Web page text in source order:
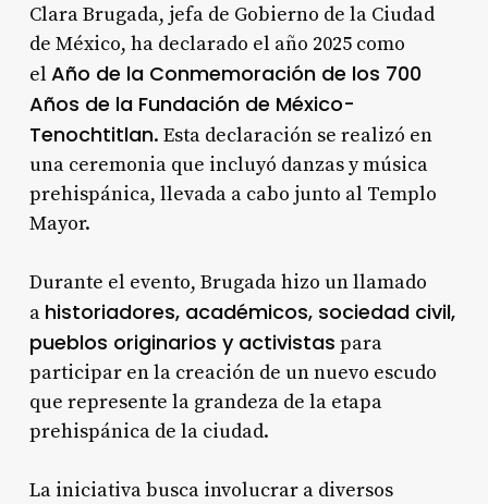
Clara Brugada, jefa de Gobierno de la Ciudad
de México, ha declarado el año 2025 como
elAño de la Conmemoración de los 700
Años de la Fundación de México-
Tenochtitlan. Esta declaración se realizó en
una ceremonia que incluyó danzas y música
prehispánica, llevada a cabo junto al Templo
Mayor.
Durante el evento, Brugada hizo un llamado
a historiadores, académicos, sociedad civil,
pueblos originarios y activistas para
participar en la creación de un nuevo escudo
que represente la grandeza de la etapa
prehispánica de la ciudad.
La iniciativa busca involucrar a diversos